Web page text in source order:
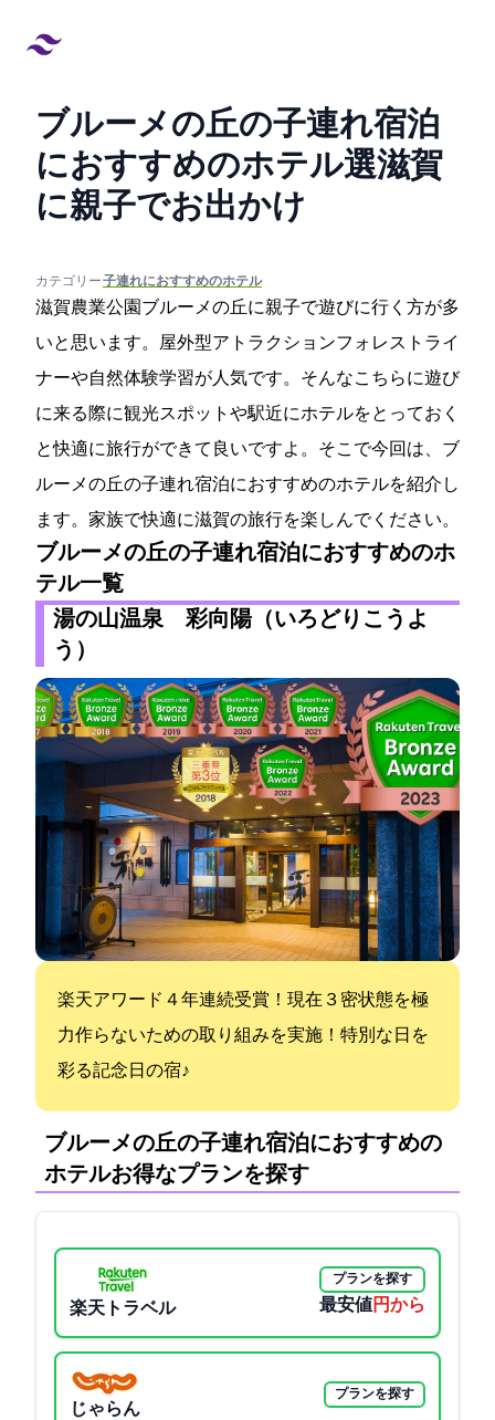
ブルーメの丘の子連れ宿泊
におすすめのホテル17選!滋賀
に親子でお出かけ
カテゴリー:#子連れにおすすめのホテル
滋賀農業公園ブルーメの丘に親子で遊びに行く方が多
いと思います。屋外型アトラクションフォレストライ
ナーや自然体験学習が人気です。そんなこちらに遊び
に来る際に観光スポットや駅近にホテルをとっておく
と快適に旅行ができて良いですよ。そこで今回は、ブ
ルーメの丘の子連れ宿泊におすすめのホテルを紹介し
ます。家族で快適に滋賀の旅行を楽しんでください。
ブルーメの丘の子連れ宿泊におすすめのホ
テル一覧
湯の山温泉 彩向陽（いろどりこうよ
う）
楽天アワード４年連続受賞！現在３密状態を極
力作らないための取り組みを実施！特別な日を
彩る記念日の宿♪
ブルーメの丘の子連れ宿泊におすすめの
ホテル:お得なプランを探す
楽天トラベル
プランを探す
最安値9900円から
じゃらん
プランを探す